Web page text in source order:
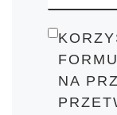
NA